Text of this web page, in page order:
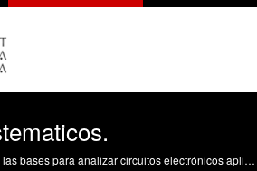
En el video se describen las bases para analizar circuitos electrónicos aplicando métodos sistemáticos. Se toman como punto de partida las leyes de Kirkoff y la ley de Ohm, para desde ahí derivar en las dos metodologías: nudos y mallas. Marín-Roig Ramón, J. (2021). Metodos sistematicos. https://riunet.upv.es/handle/10251/167912 DER